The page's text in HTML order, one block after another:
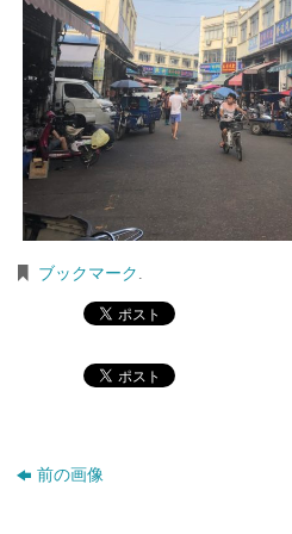
ブックマーク.
前の画像